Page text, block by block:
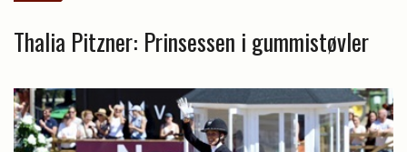
Thalia Pitzner: Prinsessen i gummistøvler